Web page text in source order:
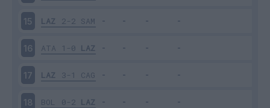
15 LAZ 2-2 SAM
16 ATA 1-0 LAZ
17 LAZ 3-1 CAG
18 BOL 0-2 LAZ